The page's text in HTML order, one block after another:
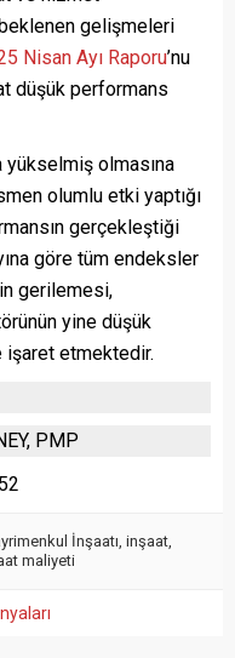
gelişmeleri
Nisan Ayı Raporu’nu
düşük performans
yükselmiş olmasına
olumlu etki yaptığı
gerçekleştiği
göre tüm endeksler
gerilemesi,
yine düşük
etmektedir.
PMP
İnşaatı, inşaat,
maliyeti